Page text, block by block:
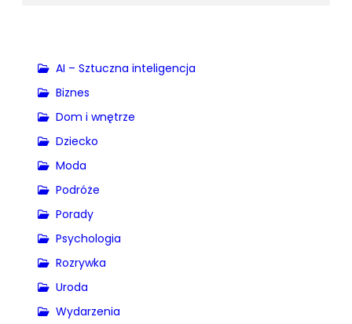
AI – Sztuczna inteligencja
Biznes
Dom i wnętrze
Dziecko
Moda
Podróże
Porady
Psychologia
Rozrywka
Uroda
Wydarzenia